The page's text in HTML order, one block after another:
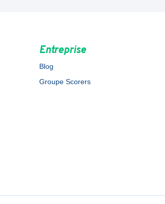
Entreprise
Blog
Groupe Scorers